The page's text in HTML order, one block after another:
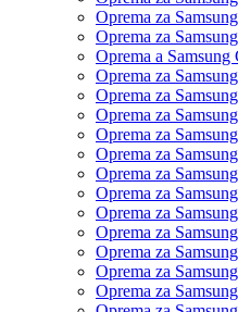
Oprema za
Oprema za
Oprema a
Oprema za
Oprema za
Oprema za
Oprema za
Oprema za
Oprema za
Oprema za
Oprema za
Oprema za
Oprema za
Oprema za
Oprema za